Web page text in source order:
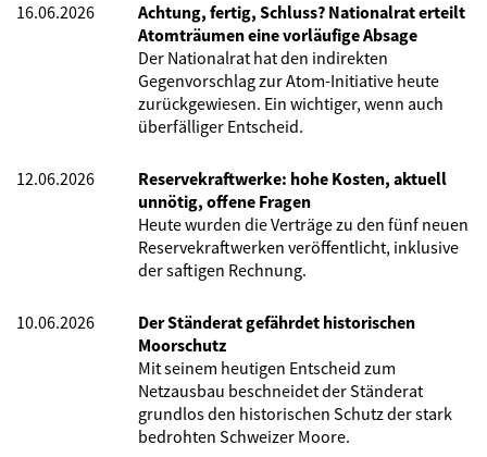
16.06.2026
Achtung, fertig, Schluss? Nationalrat erteilt
Atomträumen eine vorläufige Absage
Der Nationalrat hat den indirekten
Gegenvorschlag zur Atom-Initiative heute
zurückgewiesen. Ein wichtiger, wenn auch
überfälliger Entscheid.
12.06.2026
Reservekraftwerke: hohe Kosten, aktuell
unnötig, offene Fragen
Heute wurden die Verträge zu den fünf neuen
Reservekraftwerken veröffentlicht, inklusive
der saftigen Rechnung.
10.06.2026
Der Ständerat gefährdet historischen
Moorschutz
Mit seinem heutigen Entscheid zum
Netzausbau beschneidet der Ständerat
grundlos den historischen Schutz der stark
bedrohten Schweizer Moore.